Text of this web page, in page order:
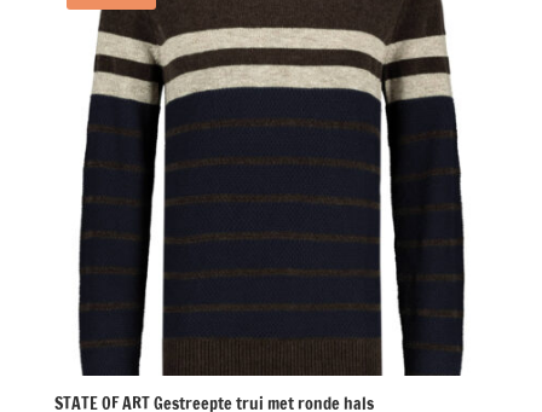
STATE OF ART Gestreepte trui met ronde hals